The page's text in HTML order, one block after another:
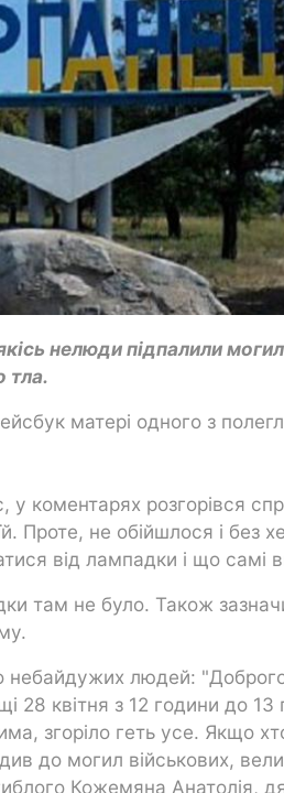
нелюди підпалили
тла.
матері одного з
у коментарях розгорівся
Проте, не обійшлося і без
від лампадки і що самі
там не було. Також
небайдужих людей:
28 квітня з 12 години до 13
згоріло геть усе. Якщо
до могил військових,
Кожемяна Анатолія,